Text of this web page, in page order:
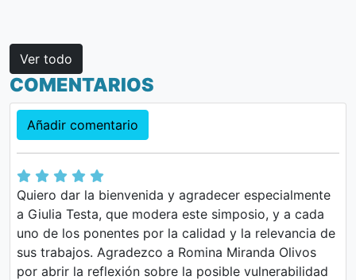
Ver todo
COMENTARIOS
Añadir comentario
Quiero dar la bienvenida y agradecer especialmente
a Giulia Testa, que modera este simposio, y a cada
uno de los ponentes por la calidad y la relevancia de
sus trabajos. Agradezco a Romina Miranda Olivos
por abrir la reflexión sobre la posible vulnerabilidad